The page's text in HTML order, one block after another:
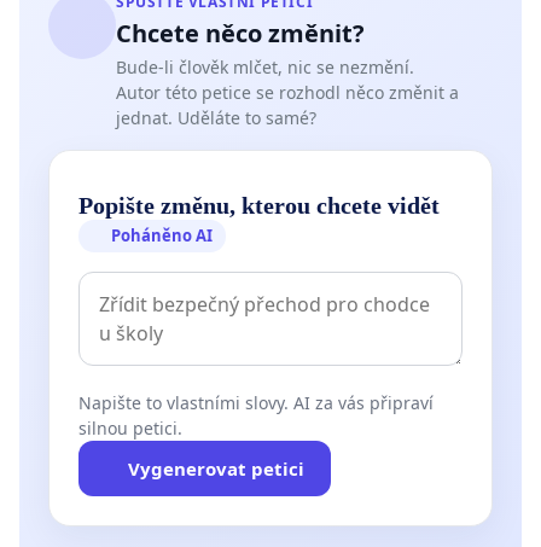
Chcete něco změnit?
Bude-li člověk mlčet, nic se nezmění.
Autor této petice se rozhodl něco změnit a
jednat. Uděláte to samé?
Popište změnu, kterou chcete vidět
Poháněno AI
Napište to vlastními slovy. AI za vás připraví
silnou petici.
Vygenerovat petici